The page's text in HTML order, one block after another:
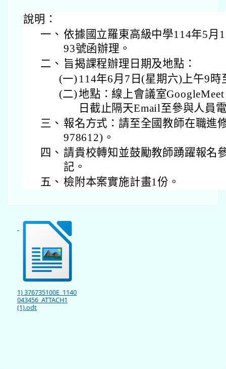
說明：
一、 依據國立羅東高級中學114年5月
93號函辦理。
二、 旨揭課程辦理日期及地點：
(一) 114年6月7日(星期六)上午9時
(二)地點：線上會議室
日截止隔天Email至參與人員
三、 報名方式：請至全國教師在職進
978612)。
四、 請貴校轉知並鼓勵教師踴躍報名
記。
五、 檢附本案實施計畫1份。
1) 376735100E_1140
043456_ATTACH1
(1).odt